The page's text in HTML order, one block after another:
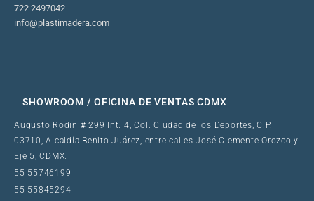
722 2497042
info@plastimadera.com
SHOWROOM / OFICINA DE VENTAS CDMX
Augusto Rodin # 299 Int. 4, Col. Ciudad de los Deportes, C.P.
03710, Alcaldía Benito Juárez, entre calles José Clemente Orozco y
Eje 5, CDMX.
55 55746199
55 55845294